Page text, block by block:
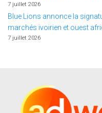
7 juillet 2026
Blue Lions annonce la
marchés ivoirien et ouest
7 juillet 2026